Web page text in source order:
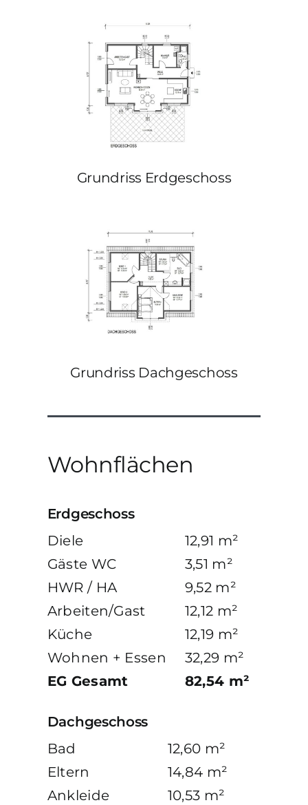
Grundriss Erdgeschoss
Grundriss Dachgeschoss
Wohnflächen
Erdgeschoss
Diele
12,91 m²
Gäste WC
3,51 m²
HWR / HA
9,52 m²
Arbeiten/Gast
12,12 m²
Küche
12,19 m²
Wohnen + Essen
32,29 m²
EG Gesamt
82,54 m²
Dachgeschoss
Bad
12,60 m²
Eltern
14,84 m²
Ankleide
10,53 m²